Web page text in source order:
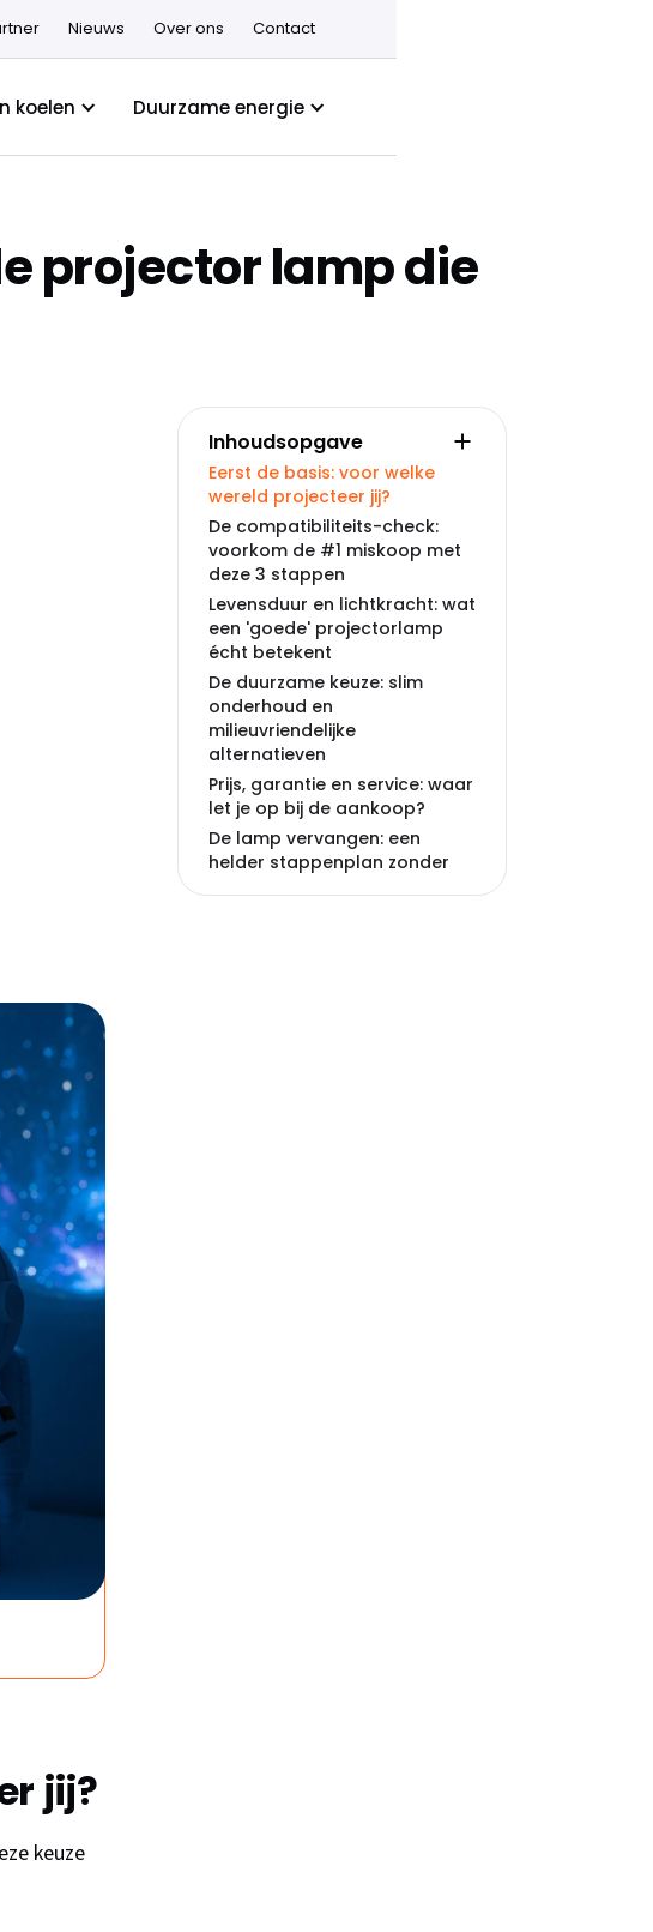
Nieuws Over ons Contact
koelen Duurzame energie
projector lamp die
is een
de
nog
jij?
keuze
Inhoudsopgave
Eerst de basis: voor welke
wereld projecteer jij?
De compatibiliteits-check:
voorkom de #1 miskoop met
deze 3 stappen
Levensduur en lichtkracht: wat
een 'goede' projectorlamp
écht betekent
De duurzame keuze: slim
onderhoud en
milieuvriendelijke
alternatieven
Prijs, garantie en service: waar
let je op bij de aankoop?
De lamp vervangen: een
helder stappenplan zonder